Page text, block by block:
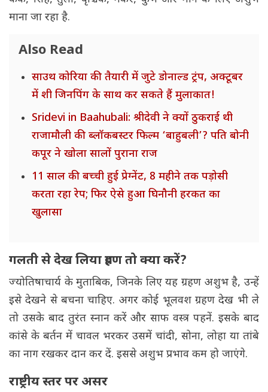
माना जा रहा है.
Also Read
साउथ कोरिया की तैयारी में जुटे डोनाल्ड ट्रंप, अक्टूबर
में शी जिनपिंग के साथ कर सकते हैं मुलाकात!
Sridevi in Baahubali: श्रीदेवी ने क्यों ठुकराई थी
राजामौली की ब्लॉकबस्टर फिल्म ‘बाहुबली’? पति बोनी
कपूर ने खोला सालों पुराना राज
11 साल की बच्ची हुई प्रेग्नेंट, 8 महीने तक पड़ोसी
करता रहा रेप; फिर ऐसे हुआ घिनौनी हरकत का
खुलासा
गलती से देख लिया ग्रहण तो क्या करें?
ज्योतिषाचार्य के मुताबिक, जिनके लिए यह ग्रहण अशुभ है, उन्हें
इसे देखने से बचना चाहिए. अगर कोई भूलवश ग्रहण देख भी ले
तो उसके बाद तुरंत स्नान करें और साफ वस्त्र पहनें. इसके बाद
कांसे के बर्तन में चावल भरकर उसमें चांदी, सोना, लोहा या तांबे
का नाग रखकर दान कर दें. इससे अशुभ प्रभाव कम हो जाएंगे.
राष्ट्रीय स्तर पर असर